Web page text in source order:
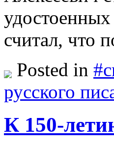
считал, что
Posted in
русского
К 150-